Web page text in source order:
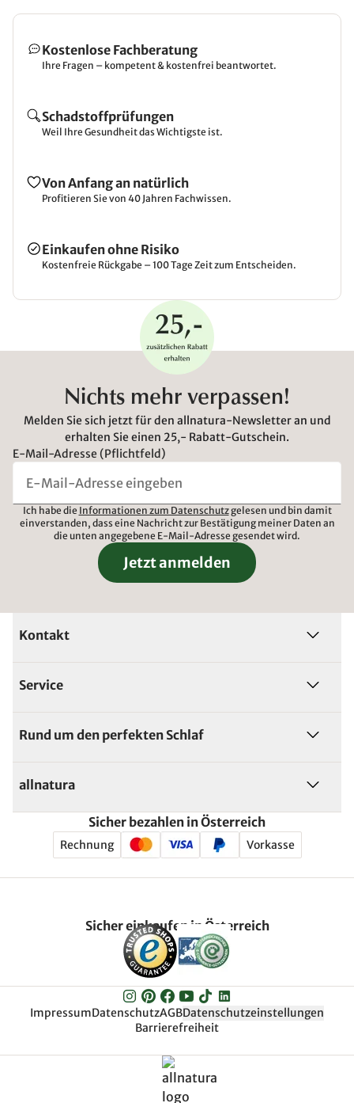
Kostenlose Fachberatung
Ihre Fragen – kompetent & kostenfrei beantwortet.
Schadstoffprüfungen
Weil Ihre Gesundheit das Wichtigste ist.
Von Anfang an natürlich
Profitieren Sie von 40 Jahren Fachwissen.
Einkaufen ohne Risiko
Kostenfreie Rückgabe – 100 Tage Zeit zum Entscheiden.
Nichts mehr verpassen!
Melden Sie sich jetzt für den allnatura-Newsletter an und
erhalten Sie einen 25,- Rabatt-Gutschein.
E-Mail-Adresse (Pflichtfeld)
Ich habe die Informationen zum Datenschutzgelesen und bin damit
einverstanden, dass eine Nachricht zur Bestätigung meiner Daten an
die unten angegebene E-Mail-Adresse gesendet wird.
Jetzt anmelden
Kontakt
Service
Rund um den perfekten Schlaf
allnatura
Sicher bezahlen in Österreich
Rechnung Vorkasse
Sicher einkaufen in Österreich
ImpressumDatenschutzAGBDatenschutzeinstellungen
Barrierefreiheit